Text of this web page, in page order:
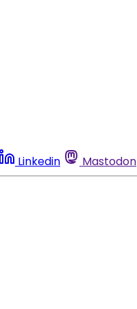
Linkedin Mastodon